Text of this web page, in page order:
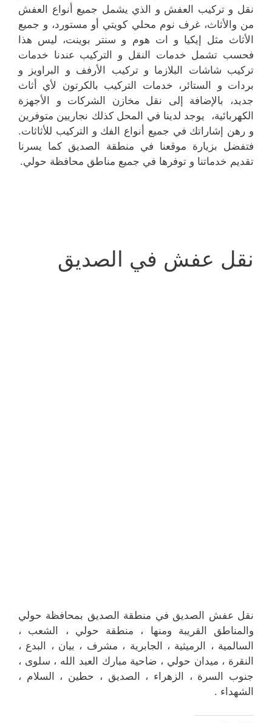
نقل و تركيب العفش و الذي يشمل جميع أنواع العفش
من والأثاث، غرف نوم محلي كويتي أو مستورد، و جميع
الأثاث مثل إيكيا و ات هوم و سنتر بوينت، ليس هذا
فحسب تشمل خدمات النقل و التركيب عندنا خدمات
تركيب شاشات البلازما و تركيب الأرفف و البراويز و
بردات و الستائر، خدمات التركيب بالكرتون لأي أثاث
جديد، بالإضافة إلى نقل مخازن الشركات و الأجهزة
الكهربائية، يوجد لدينا في المحل كذلك نجاريين متوفرين
و رهن إشاراتك في جميع أنواع الفك و التركيب للأثاثات.
فتفضل بزيارة موقعنا في منطقة الصديق كما يسرنا
تقديم خدماتنا و توفرها في جميع مناطق محافظة حولي.
نقل عفش في الصديق
نقل عفش الصديق في منطقة الصديق بمحافظة حولي
والمناطق القريبة ‎ومنها ، منطقة حولي ، الشعب ،
السالمية ، الرميثية ، الجابرية ، مشرف ، بيان ، البدع ،
النقرة ، ميدان حولي ، ضاحية مبارك العبد الله ، سلوى ،
جنوب السرة ، الزهراء ، الصديق ، حطين ، السلام ،
الشهداء .